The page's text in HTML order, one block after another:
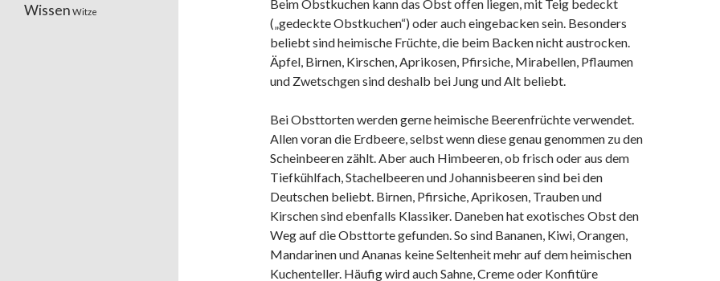
Beim Obstkuchen kann das Obst offen liegen, mit Teig bedeckt
(„gedeckte Obstkuchen“) oder auch eingebacken sein. Besonders
beliebt sind heimische Früchte, die beim Backen nicht austrocken.
Äpfel, Birnen, Kirschen, Aprikosen, Pfirsiche, Mirabellen, Pflaumen
und Zwetschgen sind deshalb bei Jung und Alt beliebt.
Bei Obsttorten werden gerne heimische Beerenfrüchte verwendet.
Allen voran die Erdbeere, selbst wenn diese genau genommen zu den
Scheinbeeren zählt. Aber auch Himbeeren, ob frisch oder aus dem
Tiefkühlfach, Stachelbeeren und Johannisbeeren sind bei den
Deutschen beliebt. Birnen, Pfirsiche, Aprikosen, Trauben und
Kirschen sind ebenfalls Klassiker. Daneben hat exotisches Obst den
Weg auf die Obsttorte gefunden. So sind Bananen, Kiwi, Orangen,
Mandarinen und Ananas keine Seltenheit mehr auf dem heimischen
Kuchenteller. Häufig wird auch Sahne, Creme oder Konfitüre
Wissen Witze